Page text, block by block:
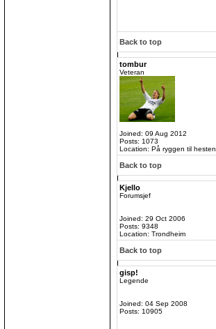
Back to top
tombur
Veteran
Joined: 09 Aug 2012
Posts: 1073
Location: På ryggen til hesten
Back to top
Kjello
Forumsjef
Joined: 29 Oct 2006
Posts: 9348
Location: Trondheim
Back to top
gisp!
Legende
Joined: 04 Sep 2008
Posts: 10905